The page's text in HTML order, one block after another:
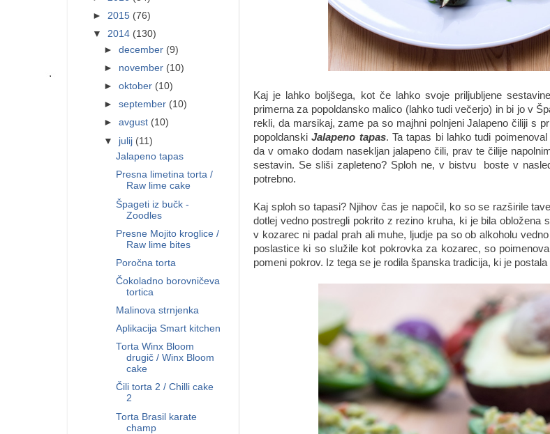
Kaj je lahko boljšega, kot če lahko svoje priljubljene
primerna za popoldansko malico (lahko tudi večerjo) in bi jo v
rekli, da marsikaj, zame pa so majhni polnjeni Jalapeno čiliji s
popoldanskiJalapeno tapas. Ta tapas bi lahko tudi
da v omako dodam nasekljan jalapeno čili, prav te čilije
sestavin. Se sliši zapleteno? Sploh ne, v bistvu boste v
potrebno.
Kaj sploh so tapasi? Njihov čas je napočil, ko so se razširile
dotlej vedno postregli pokrito z rezino kruha, ki je bila obložena
v kozarec ni padal prah ali muhe, ljudje pa so ob alkoholu
poslastice ki so služile kot pokrovka za kozarec, so
pomeni pokrov. Iz tega se je rodila španska tradicija, ki je
► 2015 (76)
▼ 2014 (130)
►december (9)
► november (10)
►oktober (10)
►september (10)
►avgust (10)
▼ julij (11)
Jalapeno tapas
Presna limetina torta /
Raw lime cake
Špageti iz bučk -
Zoodles
Presne Mojito kroglice /
Raw lime bites
Poročna torta
Čokoladno borovničeva
tortica
Malinova strnjenka
Aplikacija Smart kitchen
Torta Winx Bloom
drugič / Winx Bloom
cake
Čili torta 2 / Chilli cake
2
Torta Brasil karate
champ